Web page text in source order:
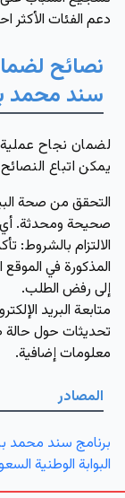
دعم الفئات الأكثر
نصائح
سند محمد
لضمان نجاح
يمكن اتباع النصائح
التحقق من صحة
صحيحة ومحدثة. أي
الالتزام بالشروط:
المذكورة في
إلى رفض الطلب.
متابعة البريد
تحديثات حول
معلومات إضافية.
المصادر
برنامج سند محمد
البوابة الوطنية